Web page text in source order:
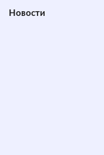
Новости